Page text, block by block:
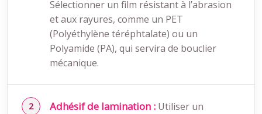
Sélectionner un film résistant à l’abrasion
et aux rayures, comme un PET
(Polyéthylène téréphtalate) ou un
Polyamide (PA), qui servira de bouclier
mécanique.
Adhésif de lamination : Utiliser un